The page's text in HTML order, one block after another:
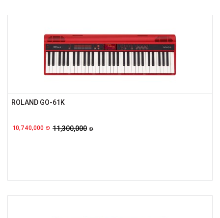
ROLAND GO-61K
10,740,000 Đ 11,300,000 Đ